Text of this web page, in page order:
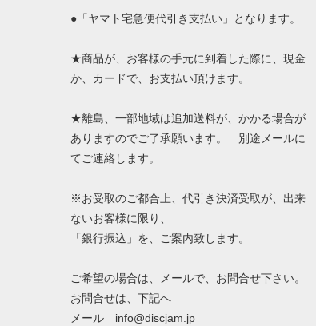
●「ヤマト宅急便代引き支払い」となります。
★商品が、お客様の手元に到着した際に、現金
か、カードで、お支払い頂けます。
★離島、一部地域は追加送料が、かかる場合が
ありますのでご了承願います。 別途メールに
てご連絡します。
※お受取のご都合上、代引き決済受取が、出来
ないお客様に限り、
「銀行振込」を、ご案内致します。
ご希望の場合は、メールで、お問合せ下さい。
お問合せは、下記へ
メール info@discjam.jp